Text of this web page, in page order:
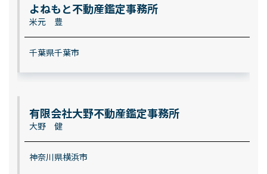
よねもと不動産鑑定事務所
米元 豊
千葉県千葉市
有限会社大野不動産鑑定事務所
大野 健
神奈川県横浜市